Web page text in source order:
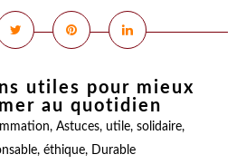
utiles pour mieux
au quotidien
, Astuces, utile, solidaire,
, éthique, Durable